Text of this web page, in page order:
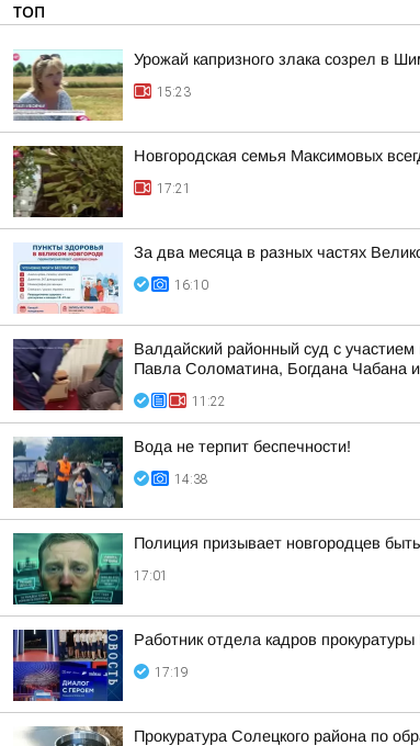
ТОП
Урожай капризного злака созрел в
15:23
Новгородская семья Максимовых
17:21
За два месяца в разных частях
16:10
Валдайский районный суд с
Павла Соломатина, Богдана Чабана
11:22
Вода не терпит беспечности!
14:38
Полиция призывает новгородцев
17:01
Работник отдела кадров
17:19
Прокуратура Солецкого района по